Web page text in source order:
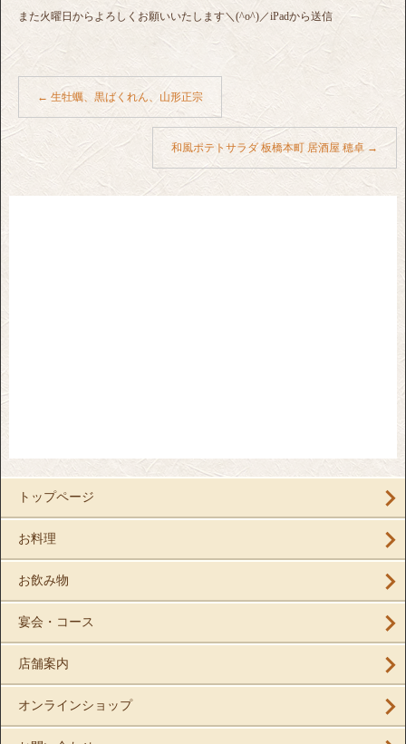
また火曜日からよろしくお願いいたします＼(^o^)／iPadから送信
← 生牡蠣、黒ばくれん、山形正宗
和風ポテトサラダ 板橋本町 居酒屋 穂卓 →
トップページ
お料理
お飲み物
宴会・コース
店舗案内
オンラインショップ